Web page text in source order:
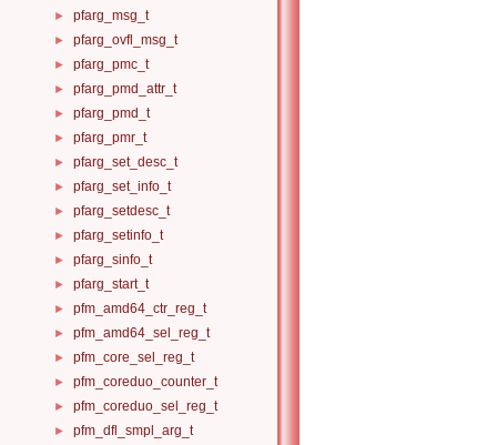
► pfarg_msg_t
► pfarg_ovfl_msg_t
► pfarg_pmc_t
► pfarg_pmd_attr_t
► pfarg_pmd_t
► pfarg_pmr_t
► pfarg_set_desc_t
► pfarg_set_info_t
► pfarg_setdesc_t
► pfarg_setinfo_t
► pfarg_sinfo_t
► pfarg_start_t
► pfm_amd64_ctr_reg_t
► pfm_amd64_sel_reg_t
► pfm_core_sel_reg_t
► pfm_coreduo_counter_t
► pfm_coreduo_sel_reg_t
► pfm_dfl_smpl_arg_t